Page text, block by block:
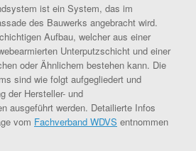
ist ein System, das im
des Bauwerks angebracht wird.
Aufbau, welcher aus einer
Unterputzschicht und einer
oder Ähnlichem bestehen kann. Die
sind wie folgt aufgegliedert und
der Hersteller- und
ausgeführt werden. Detailierte Infos
vom Fachverband WDVS entnommen